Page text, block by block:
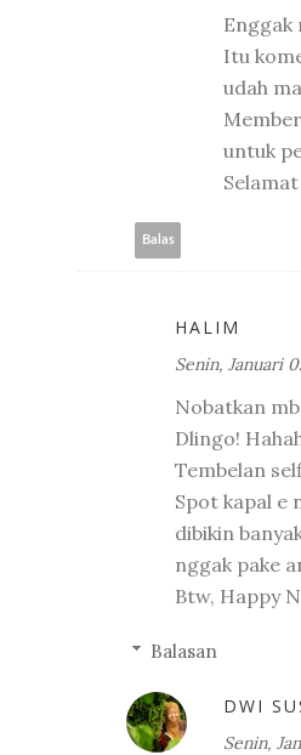
Enggak
Itu
udah
untuk
Balas
HALIM
Senin, Januari
Nobatkan
Dlingo!
Tembelan
Spot kapal e
dibikin
nggak pake
Btw, Happy
Balasan
DWI
Senin,